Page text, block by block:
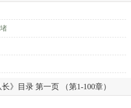
》目录 第一页 （第1-100章）